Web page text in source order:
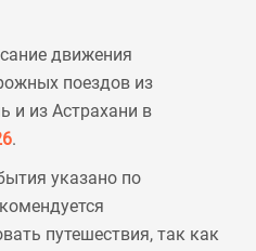
движения
поездов из
и из Астрахани в
.
указано по
путешествия, так как